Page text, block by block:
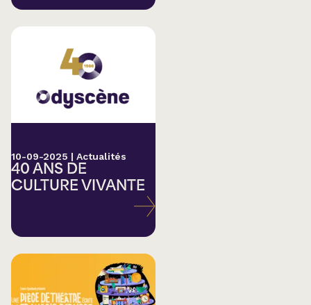
10-09-2025 | Actualités
40 ANS DE
CULTURE VIVANTE